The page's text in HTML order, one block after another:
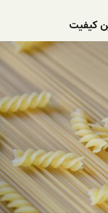
کیفیت